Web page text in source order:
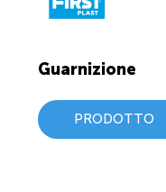
Guarnizione
PRODOTTO